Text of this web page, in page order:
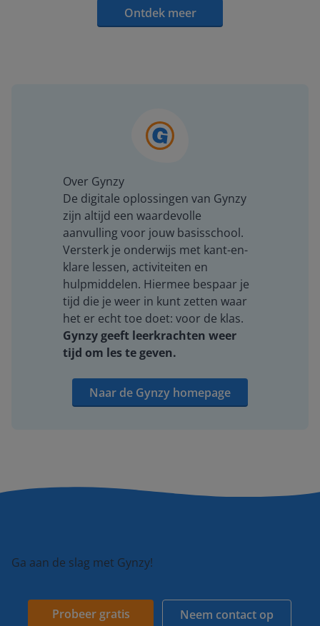
Ontdek meer
Over Gynzy
De digitale oplossingen van Gynzy
zijn altijd een waardevolle
aanvulling voor jouw basisschool.
Versterk je onderwijs met kant-en-
klare lessen, activiteiten en
hulpmiddelen. Hiermee bespaar je
tijd die je weer in kunt zetten waar
het er echt toe doet: voor de klas.
Gynzy geeft leerkrachten weer
tijd om les te geven.
Naar de Gynzy homepage
Ga aan de slag met Gynzy!
Probeer gratis Neem contact op